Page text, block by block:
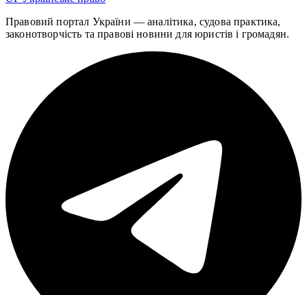
Правовий портал України — аналітика, судова практика,
законотворчість та правові новини для юристів і громадян.